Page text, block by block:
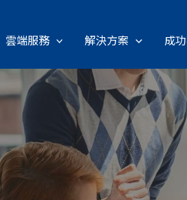
雲端服務 解決方案 成